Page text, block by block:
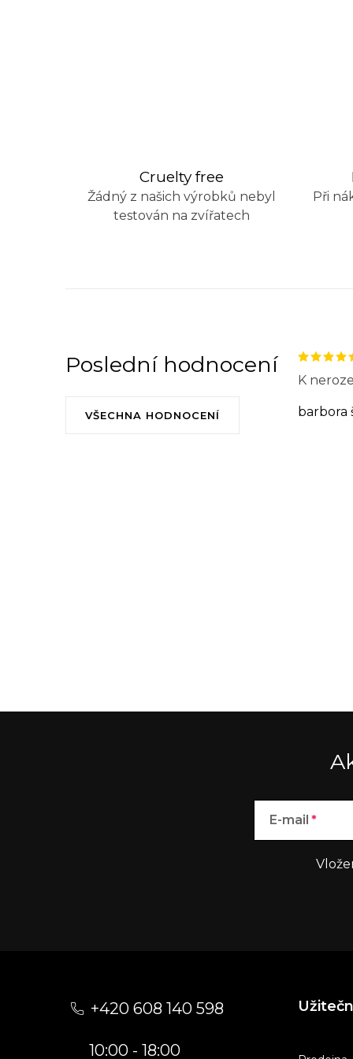
k
Cruelty free
Žádný z našich výrobků nebyl
testován na zvířatech
Při
Poslední hodnocení
VŠECHNA HODNOCENÍ
K
barbora
E-mail
+420 608 140 598
10:00 - 18:00